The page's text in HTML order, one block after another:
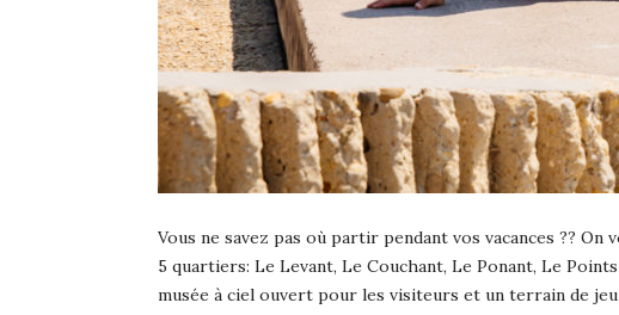
Vous ne savez pas où partir pendant vos vacances ??
5 quartiers: Le Levant, Le Couchant, Le Ponant, Le
musée à ciel ouvert pour les visiteurs et un terrain de